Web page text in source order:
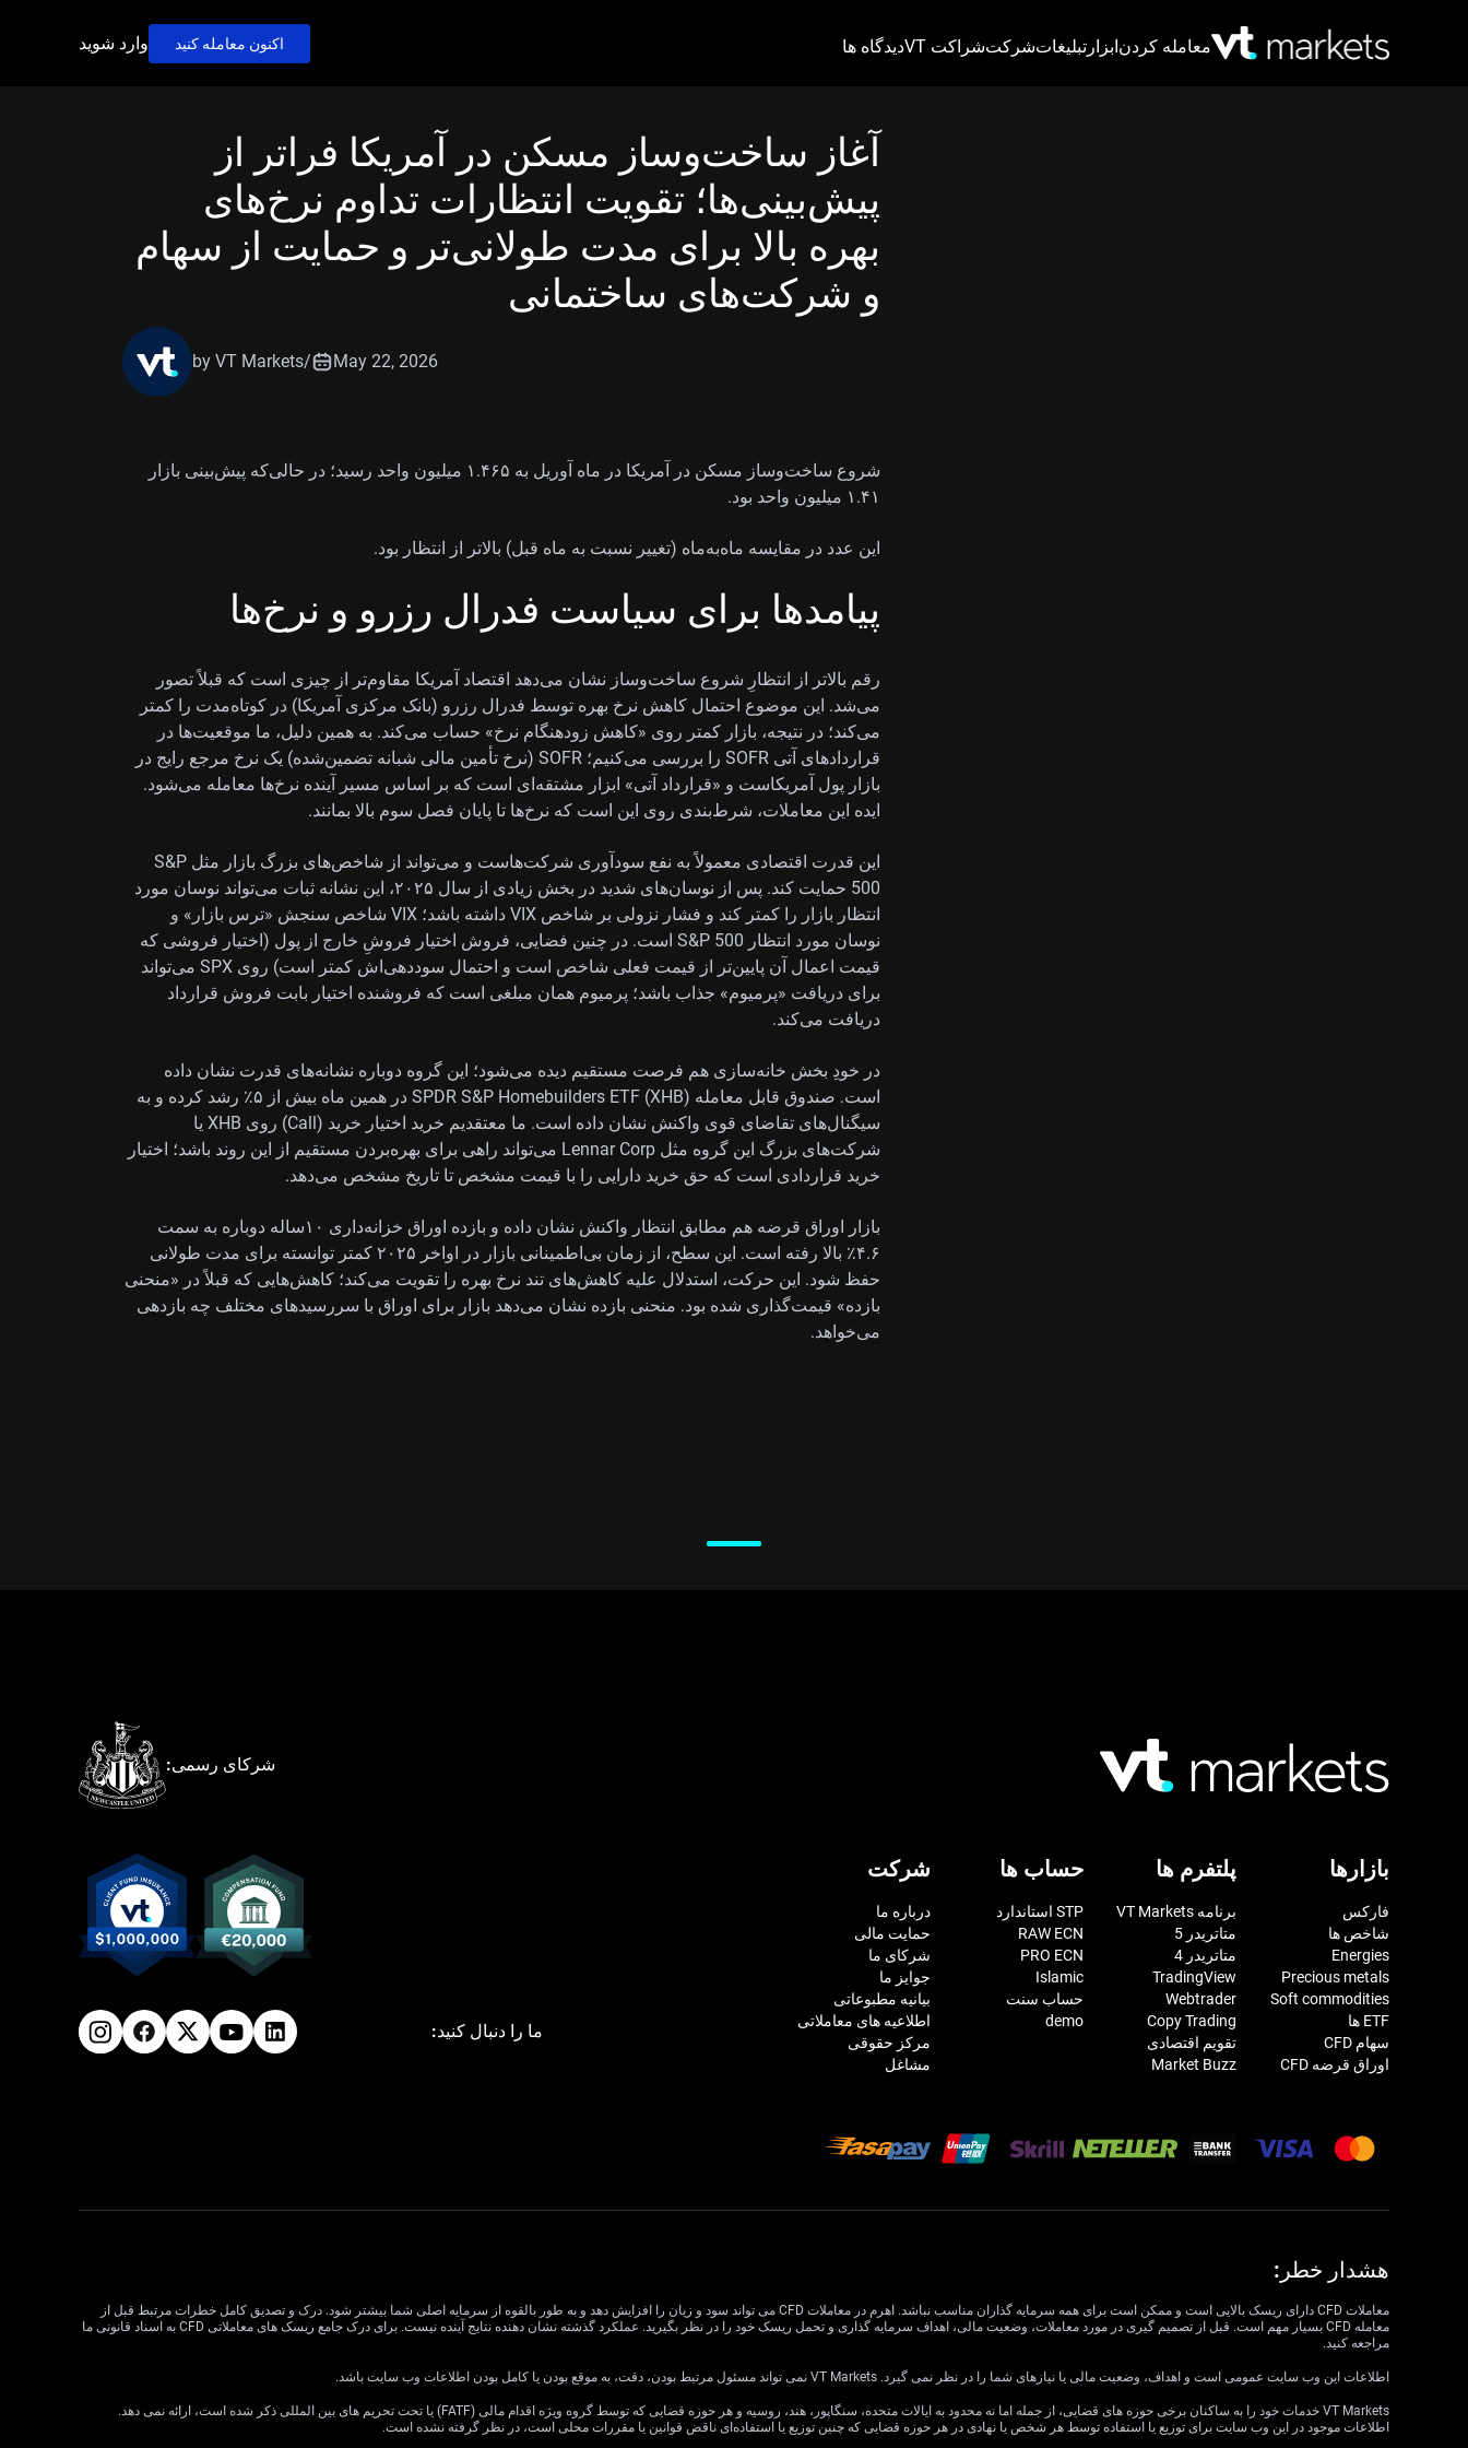
معامله کردنابزار تبلیغاتشرکتشراکت VT دیدگاه ها اکنون معامله کنید وارد شوید
آغاز ساخت‌وساز مسکن در آمریکا فراتر از
پیش‌بینی‌ها؛ تقویت انتظارات تداوم نرخ‌های
بهره بالا برای مدت طولانی‌تر و حمایت از سهام
و شرکت‌های ساختمانی
by VT Markets/ May 22, 2026
شروع ساخت‌وساز مسکن در آمریکا در ماه آوریل به ۱.۴۶۵ میلیون واحد رسید؛ در حالی‌که پیش‌بینی بازار
۱.۴۱ میلیون واحد بود.
این عدد در مقایسه ماه‌به‌ماه (تغییر نسبت به ماه قبل) بالاتر از انتظار بود.
پیامدها برای سیاست فدرال رزرو و نرخ‌ها
رقم بالاتر از انتظارِ شروع ساخت‌وساز نشان می‌دهد اقتصاد آمریکا مقاوم‌تر از چیزی است که قبلاً تصور
می‌شد. این موضوع احتمال کاهش نرخ بهره توسط فدرال رزرو (بانک مرکزی آمریکا) در کوتاه‌مدت را کمتر
می‌کند؛ در نتیجه، بازار کمتر روی «کاهش زودهنگام نرخ» حساب می‌کند. به همین دلیل، ما موقعیت‌ها در
قراردادهای آتی SOFR را بررسی می‌کنیم؛ SOFR (نرخ تأمین مالی شبانه تضمین‌شده) یک نرخ مرجع رایج در
بازار پول آمریکاست و «قرارداد آتی» ابزار مشتقه‌ای است که بر اساس مسیر آینده نرخ‌ها معامله می‌شود.
ایده این معاملات، شرط‌بندی روی این است که نرخ‌ها تا پایان فصل سوم بالا بمانند.
این قدرت اقتصادی معمولاً به نفع سودآوری شرکت‌هاست و می‌تواند از شاخص‌های بزرگ بازار مثل S&P
500 حمایت کند. پس از نوسان‌های شدید در بخش زیادی از سال ۲۰۲۵، این نشانه ثبات می‌تواند نوسان مورد
انتظار بازار را کمتر کند و فشار نزولی بر شاخص VIX داشته باشد؛ VIX شاخص سنجش «ترس بازار» و
نوسان مورد انتظار S&P 500 است. در چنین فضایی، فروش اختیار فروشِ خارج از پول (اختیار فروشی که
قیمت اعمال آن پایین‌تر از قیمت فعلی شاخص است و احتمال سوددهی‌اش کمتر است) روی SPX می‌تواند
برای دریافت «پرمیوم» جذاب باشد؛ پرمیوم همان مبلغی است که فروشنده اختیار بابت فروش قرارداد
دریافت می‌کند.
در خودِ بخش خانه‌سازی هم فرصت مستقیم دیده می‌شود؛ این گروه دوباره نشانه‌های قدرت نشان داده
است. صندوق قابل معامله SPDR S&P Homebuilders ETF (XHB) در همین ماه بیش از ۵٪ رشد کرده و به
سیگنال‌های تقاضای قوی واکنش نشان داده است. ما معتقدیم خرید اختیار خرید (Call) روی XHB یا
شرکت‌های بزرگ این گروه مثل Lennar Corp می‌تواند راهی برای بهره‌بردن مستقیم از این روند باشد؛ اختیار
خرید قراردادی است که حق خرید دارایی را با قیمت مشخص تا تاریخ مشخص می‌دهد.
بازار اوراق قرضه هم مطابق انتظار واکنش نشان داده و بازده اوراق خزانه‌داری ۱۰ساله دوباره به سمت
۴.۶٪ بالا رفته است. این سطح، از زمان بی‌اطمینانی بازار در اواخر ۲۰۲۵ کمتر توانسته برای مدت طولانی
حفظ شود. این حرکت، استدلال علیه کاهش‌های تند نرخ بهره را تقویت می‌کند؛ کاهش‌هایی که قبلاً در «منحنی
بازده» قیمت‌گذاری شده بود. منحنی بازده نشان می‌دهد بازار برای اوراق با سررسیدهای مختلف چه بازدهی
می‌خواهد.
شرکای رسمی:
بازارها
فارکس
شاخص ها
Energies
Precious metals
Soft commodities
ETF ها
سهام CFD
اوراق قرضه CFD
پلتفرم ها
برنامه VT Markets
متاتریدر 5
متاتریدر 4
TradingView
Webtrader
Copy Trading
تقویم اقتصادی
Market Buzz
حساب ها
STP استاندارد
RAW ECN
PRO ECN
Islamic
حساب سنت
demo
شرکت
درباره ما
حمایت مالی
شرکای ما
جوایز ما
بیانیه مطبوعاتی
اطلاعیه های معاملاتی
مرکز حقوقی
مشاغل
ما را دنبال کنید:
هشدار خطر:
معاملات CFD دارای ریسک بالایی است و ممکن است برای همه سرمایه گذاران مناسب نباشد. اهرم در معاملات CFD می تواند سود و زیان را افزایش دهد و به طور بالقوه از سرمایه اصلی شما بیشتر شود. درک و تصدیق کامل خطرات مرتبط قبل از
معامله CFD بسیار مهم است. قبل از تصمیم گیری در مورد معاملات، وضعیت مالی، اهداف سرمایه گذاری و تحمل ریسک خود را در نظر بگیرید. عملکرد گذشته نشان دهنده نتایج آینده نیست. برای درک جامع ریسک های معاملاتی CFD به اسناد قانونی ما
مراجعه کنید.
اطلاعات این وب سایت عمومی است و اهداف، وضعیت مالی یا نیازهای شما را در نظر نمی گیرد. VT Markets نمی تواند مسئول مرتبط بودن، دقت، به موقع بودن یا کامل بودن اطلاعات وب سایت باشد.
VT Markets خدمات خود را به ساکنان برخی حوزه های قضایی، از جمله اما نه محدود به ایالات متحده، سنگاپور، هند، روسیه و هر حوزه قضایی که توسط گروه ویژه اقدام مالی (FATF) یا تحت تحریم های بین المللی ذکر شده است، ارائه نمی دهد.
اطلاعات موجود در این وب سایت برای توزیع یا استفاده توسط هر شخص یا نهادی در هر حوزه قضایی که چنین توزیع یا استفاده‌ای ناقض قوانین یا مقررات محلی است، در نظر گرفته نشده است.